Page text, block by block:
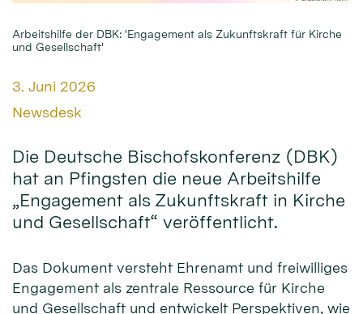
Arbeitshilfe der DBK: 'Engagement als Zukunftskraft für Kirche
und Gesellschaft'
Datum:
3. Juni 2026
Von:
Newsdesk
Die Deutsche Bischofskonferenz (DBK)
hat an Pfingsten die neue Arbeitshilfe
„Engagement als Zukunftskraft in Kirche
und Gesellschaft“ veröffentlicht.
Das Dokument versteht Ehrenamt und freiwilliges
Engagement als zentrale Ressource für Kirche
und Gesellschaft und entwickelt Perspektiven, wie